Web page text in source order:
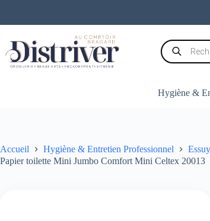
contenu
Recherche
de
produits
Hygiène &
Accueil Hygiène & Entretien Professionnel
Papier toilette Mini Jumbo Comfort Mini Celtex 20013